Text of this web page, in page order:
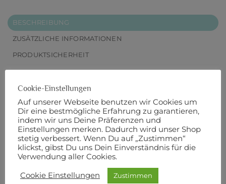
BESCHREIBUNG
ZUSÄTZLICHE INFORMATIONEN
PRODUKTSICHERHEIT
800 m Länge
Der Stick-Klassiker unter den Mettler-Nähgarnen –
mit einem besonderen Touch! Mit unserem Stick-
und Nähfaden POLY SHEEN MULTI kaufen Sie
genau das richtige Garn für farbenfrohe Kreationen.
Gewohnte Qualität im ausgefallenen Design: Das
Cookie-Einstellungen
Auf unserer Webseite benutzen wir Cookies um
Dir eine bestmögliche Erfahrung zu garantieren,
indem wir uns Deine Präferenzen und
Einstellungen merken. Dadurch wird unser Shop
stetig verbessert. Wenn Du auf „Zustimmen“
klickst, gibst Du uns Dein Einverständnis für die
Verwendung aller Cookies.
Cookie Einstellungen Zustimmen